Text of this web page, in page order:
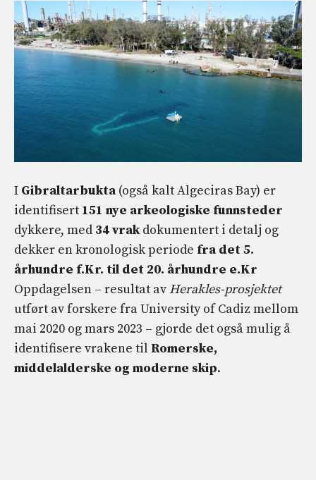
I Gibraltarbukta (også kalt Algeciras Bay) er
identifisert 151 nye arkeologiske funnsteder
dykkere, med 34 vrakdokumentert i detalj og
dekker en kronologisk periode fra det 5.
århundre f.Kr. til det 20. århundre e.Kr
Oppdagelsen – resultat av Herakles-prosjektet
utført av forskere fra University of Cadiz mellom
mai 2020 og mars 2023 – gjorde det også mulig å
identifisere vrakene til Romerske,
middelalderske og moderne skip.